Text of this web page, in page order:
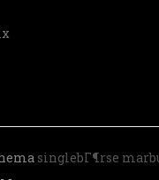
singlebГ¶rse